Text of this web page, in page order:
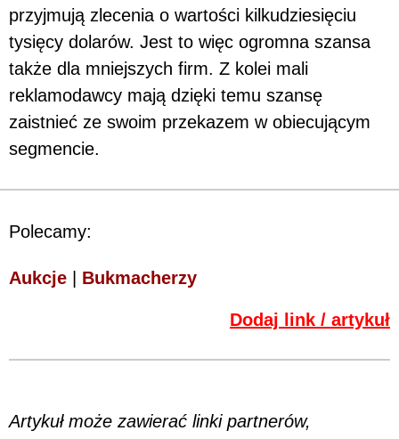
przyjmują zlecenia o wartości kilkudziesięciu
tysięcy dolarów. Jest to więc ogromna szansa
także dla mniejszych firm. Z kolei mali
reklamodawcy mają dzięki temu szansę
zaistnieć ze swoim przekazem w obiecującym
segmencie.
Polecamy:
Aukcje Bukmacherzy
Dodaj link / artykuł
Artykuł może zawierać linki partnerów,